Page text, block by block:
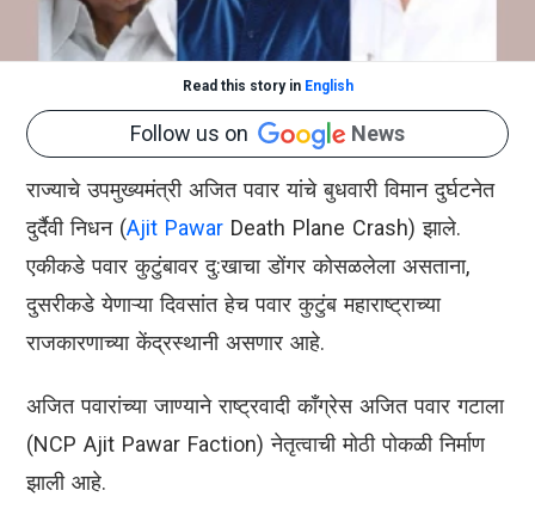
Read this story in English
Follow us on News
राज्याचे उपमुख्यमंत्री अजित पवार यांचे बुधवारी विमान दुर्घटनेत
दुर्दैवी निधन (Ajit Pawar Death Plane Crash) झाले.
एकीकडे पवार कुटुंबावर दु:खाचा डोंगर कोसळलेला असताना,
दुसरीकडे येणाऱ्या दिवसांत हेच पवार कुटुंब महाराष्ट्राच्या
राजकारणाच्या केंद्रस्थानी असणार आहे.
अजित पवारांच्या जाण्याने राष्ट्रवादी काँग्रेस अजित पवार गटाला
(NCP Ajit Pawar Faction) नेतृत्वाची मोठी पोकळी निर्माण
झाली आहे.